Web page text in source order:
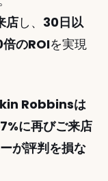
店し、 30日以
倍のROIを実現
Robbinsは
に再びご来店
が評判を損な